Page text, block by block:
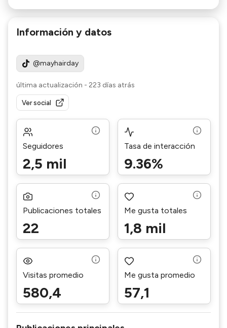
Información y datos
@mayhairday
última actualización - 223 días atrás
Ver social
Seguidores
2,5 mil
Tasa de interacción
9.36%
Publicaciones totales
22
Me gusta totales
1,8 mil
Visitas promedio
580,4
Me gusta promedio
57,1